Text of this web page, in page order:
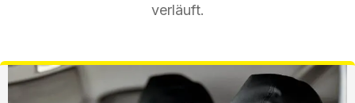
verläuft.